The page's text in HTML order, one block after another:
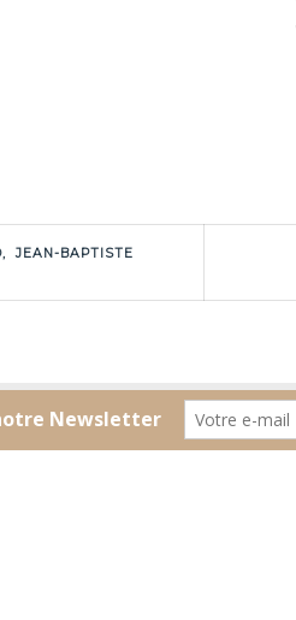
JEAN-BAPTISTE
CONTACT